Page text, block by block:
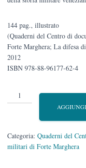
144 pag., illustrato
(Quaderni del Centro di
Forte Marghera; La difesa
2012
ISBN 978-88-96177-62-4
Mestre
in
Categoria: Quaderni del
militari di Forte Marghera